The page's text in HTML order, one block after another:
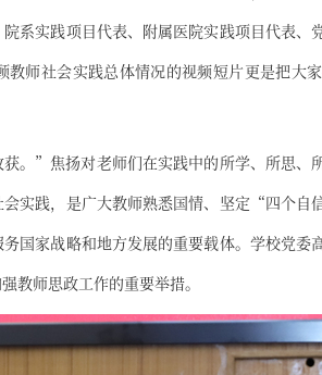
系实践项目代表、附属医院实践项目代表、
师社会实践总体情况的视频短片更是把大
获。”焦扬对老师们在实践中的所学、所思
实践，是广大教师熟悉国情、坚定“四个自
国家战略和地方发展的重要载体。学校党委
师思政工作的重要举措。